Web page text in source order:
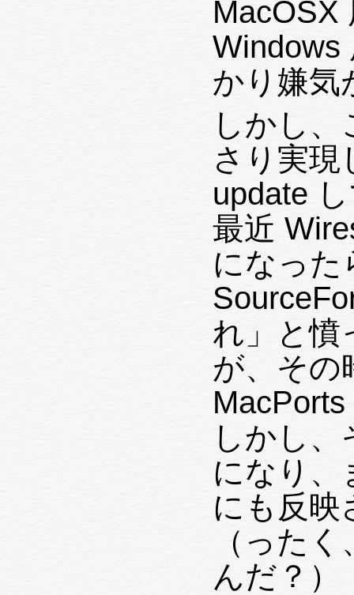
MacOSX
Windows 用
かり嫌気
しかし
さり実現した。 実
update
最近 Wireshark
になった
SourceForge の混乱ぶ
れ」と憤
が、その時
MacPorts に至っては 1.10.2 だった。
しかし、
になり、
にも反映
（った
んだ？）